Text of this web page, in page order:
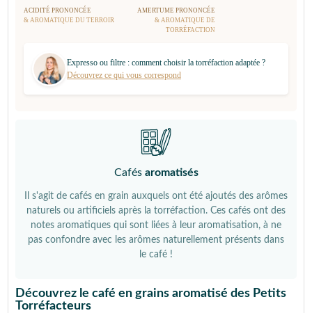
ACIDITÉ PRONONCÉE
& AROMATIQUE DU TERROIR
AMERTUME PRONONCÉE
& AROMATIQUE DE
TORRÉFACTION
Expresso ou filtre : comment choisir la torréfaction adaptée ?
Découvrez ce qui vous correspond
Cafés aromatisés
Il s'agit de cafés en grain auxquels ont été ajoutés des arômes
naturels ou artificiels après la torréfaction. Ces cafés ont des
notes aromatiques qui sont liées à leur aromatisation, à ne
pas confondre avec les arômes naturellement présents dans
le café !
Découvrez le café en grains aromatisé des Petits
Torréfacteurs